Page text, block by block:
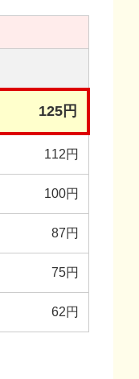
125円
112円
100円
87円
75円
62円